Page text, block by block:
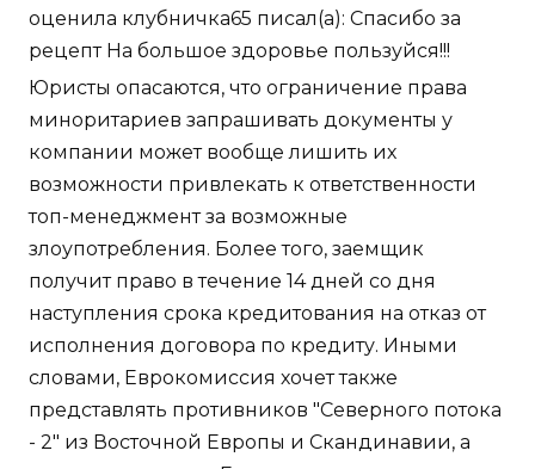
оценила клубничка65 писал(а): Спасибо за
рецепт На большое здоровье пользуйся!!!
Юристы опасаются, что ограничение права
миноритариев запрашивать документы у
компании может вообще лишить их
возможности привлекать к ответственности
топ-менеджмент за возможные
злоупотребления. Более того, заемщик
получит право в течение 14 дней со дня
наступления срока кредитования на отказ от
исполнения договора по кредиту. Иными
словами, Еврокомиссия хочет также
представлять противников "Северного потока
- 2" из Восточной Европы и Скандинавии, а